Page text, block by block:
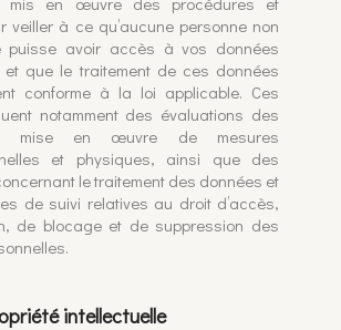
veiller à ce qu’aucune personne non
puisse avoir accès à vos données
et que le traitement de ces données
conforme à la loi applicable. Ces
notamment des évaluations des
mise en œuvre de mesures
et physiques, ainsi que des
le traitement des données et
de suivi relatives au droit d’accès,
de blocage et de suppression des
intellectuelle